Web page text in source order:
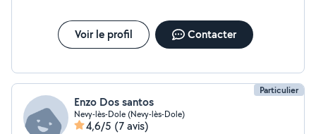
Voir le profil Contacter
Particulier
Enzo Dos santos
Nevy-lès-Dole (Nevy-lès-Dole)
4,6/5 (7 avis)